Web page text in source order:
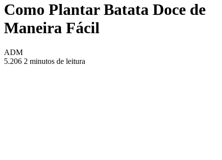
Como Plantar Batata Doce de
Maneira Fácil
ADM
5.206 2 minutos de leitura